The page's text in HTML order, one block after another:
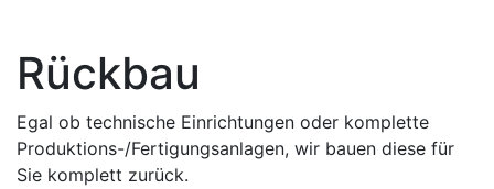
Rückbau
Egal ob technische Einrichtungen oder komplette
Produktions-/Fertigungsanlagen, wir bauen diese für
Sie komplett zurück.